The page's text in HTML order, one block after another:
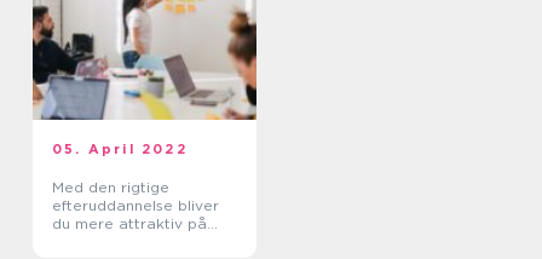
05. April 2022
Med den rigtige
efteruddannelse bliver
du mere attraktiv på